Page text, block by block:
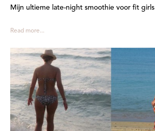
Mijn ultieme late-night smoothie voor fit girls
Read more...